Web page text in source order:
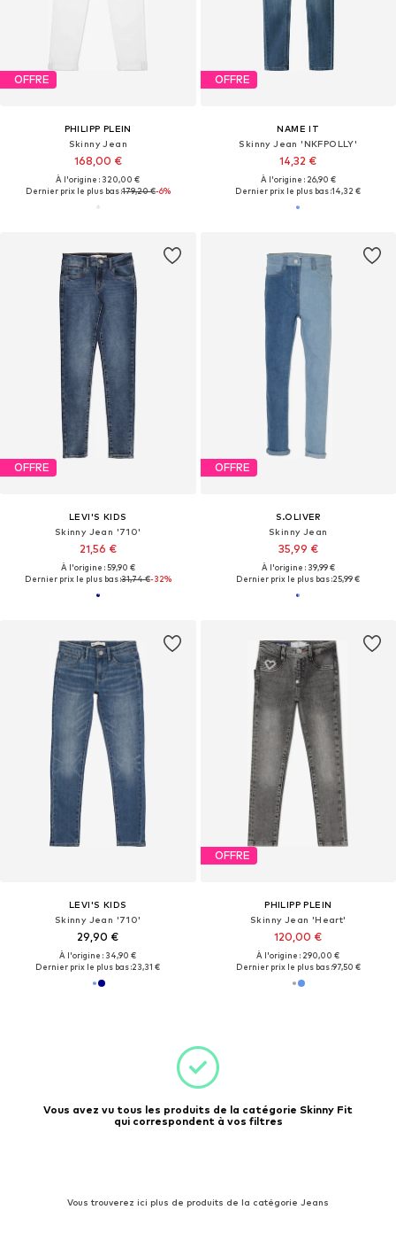
OFFRE
PHILIPP PLEIN
Skinny Jean
168,00 €
À l'origine : 320,00 €
Dernier prix le plus bas :179,20 €-6%
OFFRE
NAME IT
Skinny Jean 'NKFPOLLY'
14,32 €
À l'origine : 26,90 €
Dernier prix le plus bas :14,32 €
OFFRE
LEVI'S KIDS
Skinny Jean '710'
21,56 €
À l'origine : 59,90 €
Dernier prix le plus bas :31,74 €-32%
OFFRE
S.OLIVER
Skinny Jean
35,99 €
À l'origine : 39,99 €
Dernier prix le plus bas :25,99 €
LEVI'S KIDS
Skinny Jean '710'
29,90 €
À l'origine : 34,90 €
Dernier prix le plus bas :23,31 €
OFFRE
PHILIPP PLEIN
Skinny Jean 'Heart'
120,00 €
À l'origine : 290,00 €
Dernier prix le plus bas :97,50 €
Vous avez vu tous les produits de la catégorie Skinny Fit
qui correspondent à vos filtres
Vous trouverez ici plus de produits de la catégorie Jeans